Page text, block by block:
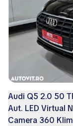
Audi Q5 2.0 50
Aut. LED Virtual
Camera 360